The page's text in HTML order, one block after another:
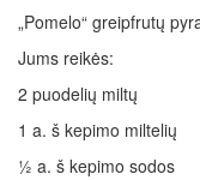
„Pomelo“ greipfrutų
Jums reikės:
2 puodelių miltų
1 a. š kepimo miltelių
½ a. š kepimo sodos